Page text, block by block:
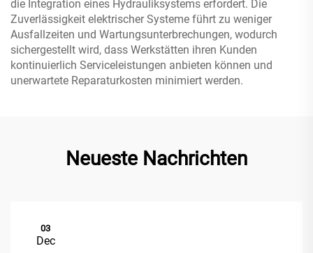
die Integration eines Hydrauliksystems erfordert. Die
Zuverlässigkeit elektrischer Systeme führt zu weniger
Ausfallzeiten und Wartungsunterbrechungen, wodurch
sichergestellt wird, dass Werkstätten ihren Kunden
kontinuierlich Serviceleistungen anbieten können und
unerwartete Reparaturkosten minimiert werden.
Neueste Nachrichten
03
Dec